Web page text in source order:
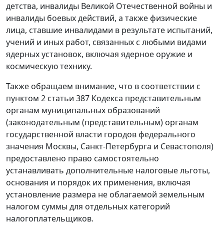
детства, инвалиды Великой Отечественной войны и
инвалиды боевых действий, а также физические
лица, ставшие инвалидами в результате испытаний,
учений и иных работ, связанных с любыми видами
ядерных установок, включая ядерное оружие и
космическую технику.
Также обращаем внимание, что в соответствии с
пунктом 2 статьи 387 Кодекса представительным
органам муниципальных образований
(законодательным (представительным) органам
государственной власти городов федерального
значения Москвы, Санкт-Петербурга и Севастополя)
предоставлено право самостоятельно
устанавливать дополнительные налоговые льготы,
основания и порядок их применения, включая
установление размера не облагаемой земельным
налогом суммы для отдельных категорий
налогоплательщиков.